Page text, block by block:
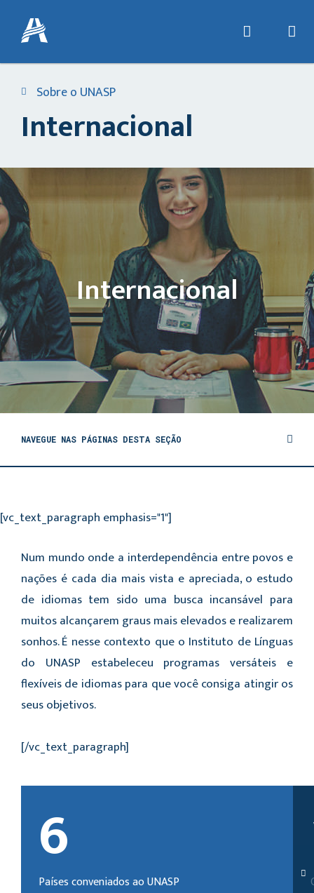
Sobre o UNASP
Internacional
Internacional
NAVEGUE NAS PÁGINAS DESTA SEÇÃO
[vc_text_paragraph emphasis="1"]
Num mundo onde a interdependência entre povos e
nações é cada dia mais vista e apreciada, o estudo
de idiomas tem sido uma busca incansável para
muitos alcançarem graus mais elevados e realizarem
sonhos. É nesse contexto que o Instituto de Línguas
do UNASP estabeleceu programas versáteis e
flexíveis de idiomas para que você consiga atingir os
seus objetivos.
[/vc_text_paragraph]
6
Países conveniados ao UNASP